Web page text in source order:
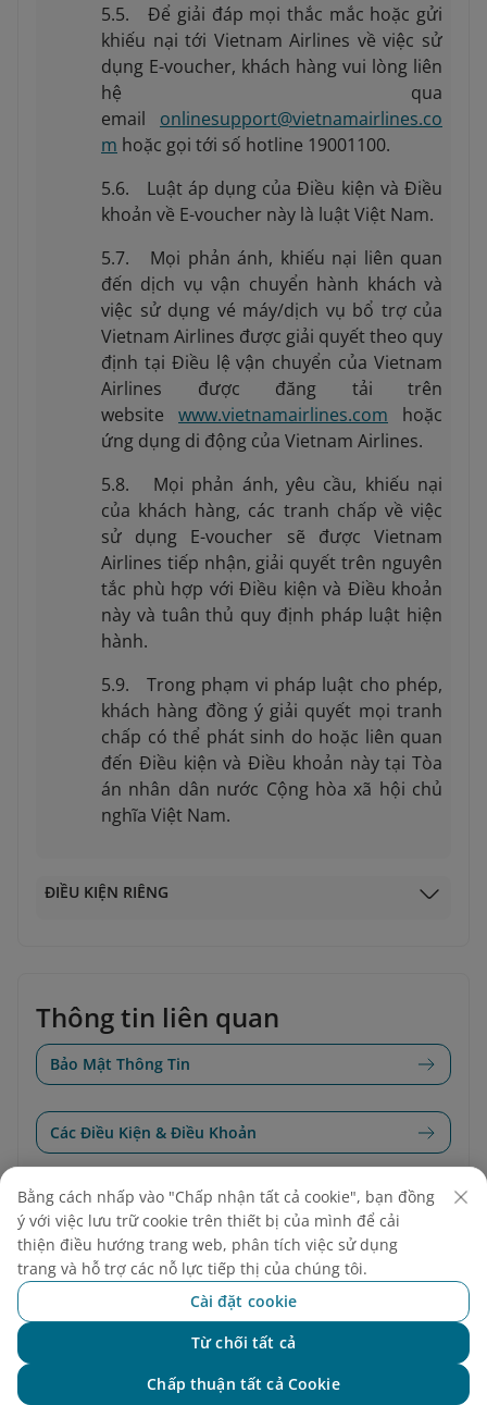
5.5. Để giải đáp mọi thắc mắc hoặc gửi
khiếu nại tới Vietnam Airlines về việc sử
dụng E-voucher, khách hàng vui lòng liên
hệ qua
email onlinesupport@vietnamairlines.co
m hoặc gọi tới số hotline 19001100.
5.6. Luật áp dụng của Điều kiện và Điều
khoản về E-voucher này là luật Việt Nam.
5.7. Mọi phản ánh, khiếu nại liên quan
đến dịch vụ vận chuyển hành khách và
việc sử dụng vé máy/dịch vụ bổ trợ của
Vietnam Airlines được giải quyết theo quy
định tại Điều lệ vận chuyển của Vietnam
Airlines được đăng tải trên
website www.vietnamairlines.com hoặc
ứng dụng di động của Vietnam Airlines.
5.8. Mọi phản ánh, yêu cầu, khiếu nại
của khách hàng, các tranh chấp về việc
sử dụng E-voucher sẽ được Vietnam
Airlines tiếp nhận, giải quyết trên nguyên
tắc phù hợp với Điều kiện và Điều khoản
này và tuân thủ quy định pháp luật hiện
hành.
5.9. Trong phạm vi pháp luật cho phép,
khách hàng đồng ý giải quyết mọi tranh
chấp có thể phát sinh do hoặc liên quan
đến Điều kiện và Điều khoản này tại Tòa
án nhân dân nước Cộng hòa xã hội chủ
nghĩa Việt Nam.
ĐIỀU KIỆN RIÊNG
Thông tin liên quan
Bảo Mật Thông Tin
Các Điều Kiện & Điều Khoản
Điều Kiện Đặt Vé Trực Tuyến
Điều kiện hủy check-in
Điều Kiện Sử Dụng Cookies
Bằng cách nhấp vào "Chấp nhận tất cả cookie", bạn đồng
ý với việc lưu trữ cookie trên thiết bị của mình để cải
thiện điều hướng trang web, phân tích việc sử dụng
trang và hỗ trợ các nỗ lực tiếp thị của chúng tôi.
Cài đặt cookie
Từ chối tất cả
Chấp thuận tất cả Cookie